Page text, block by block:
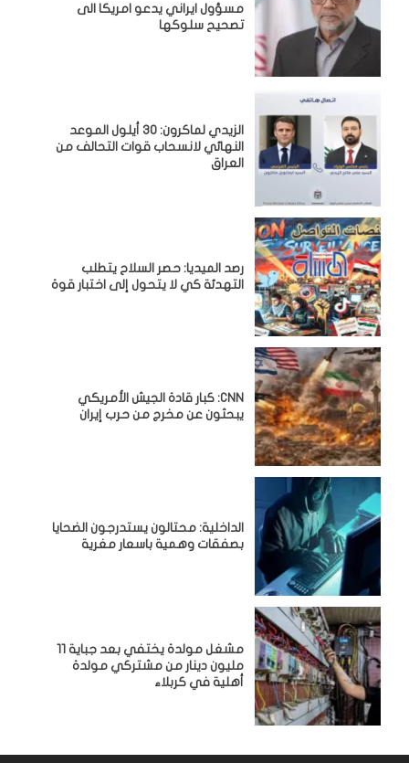
مسؤول ايراني يدعو امريكا الى
تصحيح سلوكها
الزيدي لماكرون: 30 أيلول الموعد
النهائي لانسحاب قوات التحالف من
العراق
رصد الميديا: حصر السلاح يتطلب
التهدئة كي لا يتحول إلى اختبار قوة
CNN: كبار قادة الجيش الأمريكي
يبحثون عن مخرج من حرب إيران
الداخلية: محتالون يستدرجون الضحايا
بصفقات وهمية باسعار مغرية
مشغل مولدة يختفي بعد جباية 11
مليون دينار من مشتركي مولدة
أهلية في كربلاء